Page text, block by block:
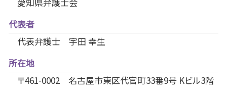
代表者
代表弁護士 宇田 幸生
所在地
〒461-0002 名古屋市東区代官町33番9号 Kビル3階